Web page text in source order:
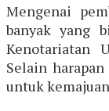
Mengenai
banyak yang
Kenotariatan
Selain
untuk